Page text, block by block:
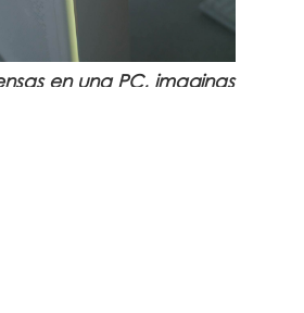
en una PC, imaginas